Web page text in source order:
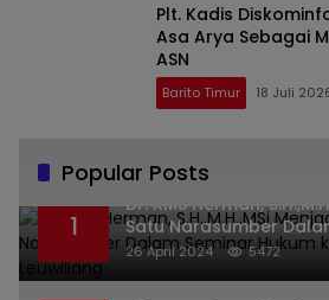
Plt. Kadis
Asa Arya Sebagai
ASN
Barito Timur 18 Juli
Popular Posts
1
Dr. KMS Herman,
Satu Narasumber
kesehatan Di RSUD
26 April 2024 5472